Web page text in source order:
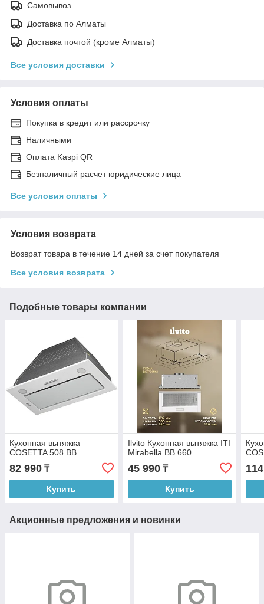
Самовывоз
Доставка по Алматы
Доставка почтой (кроме Алматы)
Все условия доставки
Условия оплаты
Покупка в кредит или рассрочку
Наличными
Оплата Kaspi QR
Безналичный расчет юридические лица
Все условия оплаты
Условия возврата
Возврат товара в течение 14 дней за счет покупателя
Все условия возврата
Подобные товары компании
Кухонная вытяжка
COSETTA 508 BB
82 990 ₸
Купить
Ilvito Кухонная вытяжка ITI
Mirabella BB 660
45 990₸
Купить
Акционные предложения и новинки